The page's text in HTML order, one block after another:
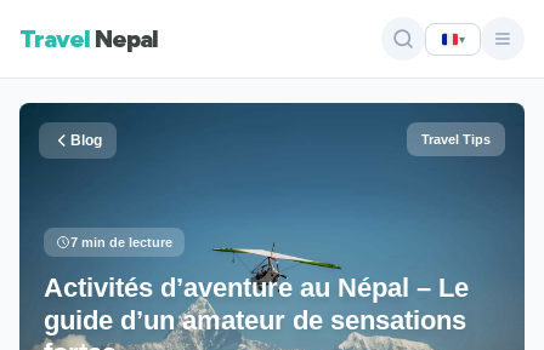
Travel Nepal ▾
Blog Travel Tips
7 min de lecture
Activités d’aventure au Népal – Le
guide d’un amateur de sensations